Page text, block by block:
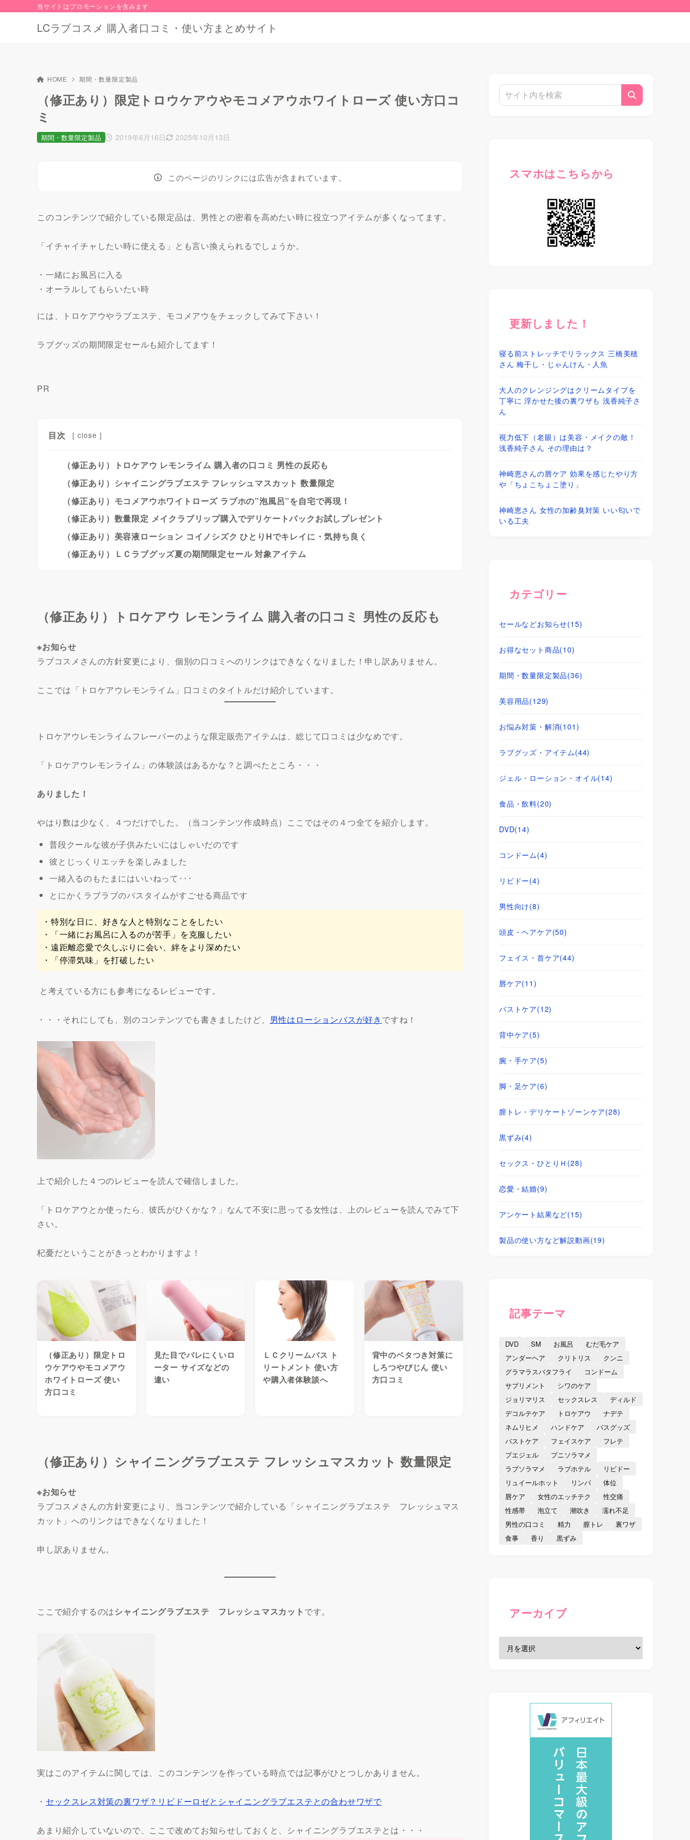
LCラブコスメ 購入者口コミ・使い方まとめサイト
当サイトはプロモーションを含みます
HOME 期間・数量限定製品
（修正あり）限定トロウケアウやモコメアウホワイトローズ 使い方口コ
ミ
2019年6月16日 2025年10月13日
期間・数量限定製品
このページのリンクには広告が含まれています。
このコンテンツで紹介している限定品は、男性との密着を高めたい時に役立つアイテムが多くなってます。
「イチャイチャしたい時に使える」とも言い換えられるでしょうか。
・一緒にお風呂に入る
・オーラルしてもらいたい時
には、トロケアウやラブエステ、モコメアウをチェックしてみて下さい！
ラブグッズの期間限定セールも紹介してます！
PR
目次 [ close ]
（修正あり）トロケアウ レモンライム 購入者の口コミ 男性の反応も
（修正あり）シャイニングラブエステ フレッシュマスカット 数量限定
（修正あり）モコメアウホワイトローズ ラブホの”泡風呂”を自宅で再現！
（修正あり）数量限定 メイクラブリップ購入でデリケートパックお試しプレゼント
（修正あり）美容液ローション コイノシズク ひとりHでキレイに・気持ち良く
（修正あり）ＬＣラブグッズ夏の期間限定セール 対象アイテム
（修正あり）トロケアウ レモンライム 購入者の口コミ 男性の反応も
※お知らせ
ラブコスメさんの方針変更により、個別の口コミへのリンクはできなくなりました！申し訳ありません。
ここでは「トロケアウレモンライム」口コミのタイトルだけ紹介しています。
トロケアウレモンライムフレーバーのような限定販売アイテムは、総じて口コミは少なめです。
「トロケアウレモンライム」の体験談はあるかな？と調べたところ・・・
ありました！
やはり数は少なく、４つだけでした。（当コンテンツ作成時点）ここではその４つ全てを紹介します。
普段クールな彼が子供みたいにはしゃいだのです
彼とじっくりエッチを楽しみました
一緒入るのもたまにはいいねって･･･
とにかくラブラブのバスタイムがすごせる商品です
・特別な日に、好きな人と特別なことをしたい
・「一緒にお風呂に入るのが苦手」を克服したい
・遠距離恋愛で久しぶりに会い、絆をより深めたい
・「停滞気味」を打破したい
と考えている方にも参考になるレビューです。
・・・それにしても、別のコンテンツでも書きましたけど、 男性はローションバスが好き ですね！
上で紹介した４つのレビューを読んで確信しました。
「トロケアウとか使ったら、彼氏がひくかな？」なんて不安に思ってる女性は、上のレビューを読んでみて下
さい。
杞憂だということがきっとわかりますよ！
（修正あり）限定トロ
ウケアウやモコメアウ
ホワイトローズ 使い
方口コミ
見た目でバレにくいロ
ーター サイズなどの
違い
ＬＣクリームバス ト
リートメント 使い方
や購入者体験談へ
背中のベタつき対策に
しろつやびじん 使い
方口コミ
（修正あり）シャイニングラブエステ フレッシュマスカット 数量限定
※お知らせ
ラブコスメさんの方針変更により、当コンテンツで紹介している「シャイニングラブエステ フレッシュマス
カット」へのリンクはできなくなりました！
申し訳ありません。
ここで紹介するのはシャイニングラブエステ フレッシュマスカット です。
実はこのアイテムに関しては、このコンテンツを作っている時点では記事がひとつしかありません。
・ セックスレス対策の裏ワザ？リビドーロゼとシャイニングラブエステとの合わせワザで
あまり紹介していないので、ここで改めてお知らせしておくと、シャイニングラブエステとは・・・
スマホはこちらから
更新しました！
寝る前ストレッチでリラックス 三橋美穂
さん 梅干し・じゃんけん・人魚
大人のクレンジングはクリームタイプを
丁寧に 浮かせた後の裏ワザも 浅香純子さ
ん
視力低下（老眼）は美容・メイクの敵！
浅香純子さん その理由は？
神崎恵さんの唇ケア 効果を感じたやり方
や「ちょこちょこ塗り」
神崎恵さん 女性の加齢臭対策 いい匂いで
いる工夫
カテゴリー
セールなどお知らせ(15)
お得なセット商品(10)
期間・数量限定製品(36)
美容用品(129)
お悩み対策・解消(101)
ラブグッズ・アイテム(44)
ジェル・ローション・オイル(14)
食品・飲料(20)
DVD(14)
コンドーム(4)
リビドー(4)
男性向け(8)
頭皮・ヘアケア(50)
フェイス・首ケア(44)
唇ケア(11)
バストケア(12)
背中ケア(5)
腕・手ケア(5)
脚・足ケア(6)
膣トレ・デリケートゾーンケア(28)
黒ずみ(4)
セックス・ひとりＨ (28)
恋愛・結婚(9)
アンケート結果など(15)
製品の使い方など解説動画(19)
記事テーマ
DVD SM お風呂
むだ毛ケア
アンダーヘア
クリトリス
クンニ
グラマラスバタフライ
コンドーム
サプリメント
シワのケア
ジョリマリス
セックスレス
ディルド
デコルテケア
トロケアウ
ナデテ
ネムリヒメ
ハンドケア
バスグッズ
バストケア
フェイスケア
フレテ
プエジェル
プニソラマメ
ラブソラマメ
ラブホテル
リビドー
リュイールホット
リンパ
体位
唇ケア
女性のエッチテク
性交痛
性感帯
泡立て 潮吹き
濡れ不足
男性の口コミ
精力 膣トレ
裏ワザ
食事
香り 黒ずみ
アーカイブ